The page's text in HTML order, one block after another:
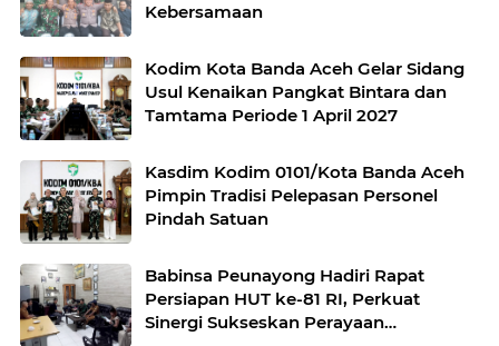
Kebersamaan
Kodim Kota Banda Aceh Gelar Sidang
Usul Kenaikan Pangkat Bintara dan
Tamtama Periode 1 April 2027
Kasdim Kodim 0101/Kota Banda Aceh
Pimpin Tradisi Pelepasan Personel
Pindah Satuan
Babinsa Peunayong Hadiri Rapat
Persiapan HUT ke-81 RI, Perkuat
Sinergi Sukseskan Perayaan